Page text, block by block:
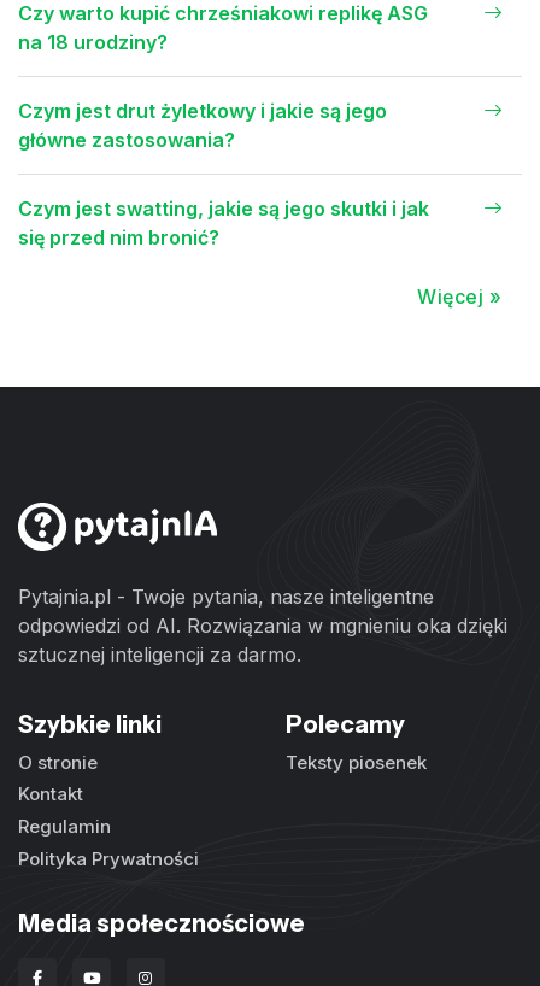
Czy warto kupić chrześniakowi replikę ASG
na 18 urodziny?
Czym jest drut żyletkowy i jakie są jego
główne zastosowania?
Czym jest swatting, jakie są jego skutki i jak
się przed nim bronić?
Więcej »
Pytajnia.pl - Twoje pytania, nasze inteligentne
odpowiedzi od AI. Rozwiązania w mgnieniu oka dzięki
sztucznej inteligencji za darmo.
Szybkie linki
O stronie
Kontakt
Regulamin
Polityka Prywatności
Polecamy
Teksty piosenek
Media społecznościowe